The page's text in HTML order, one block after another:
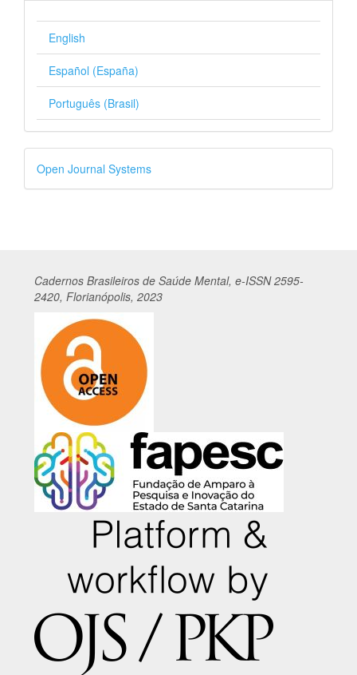
English
Español (España)
Português (Brasil)
Desenvolvido
por
Open Journal Systems
Cadernos Brasileiros de Saúde Mental, e-ISSN 2595-
2420, Florianópolis, 2023